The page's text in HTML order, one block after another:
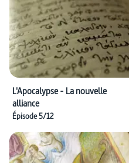
L'Apocalypse - La nouvelle
alliance
Épisode 5/12